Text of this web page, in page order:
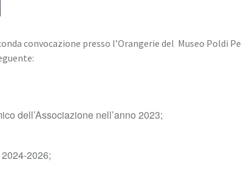
convocazione presso l’Orangerie del Museo Poldi
dell’Associazione nell’anno 2023;
2026;